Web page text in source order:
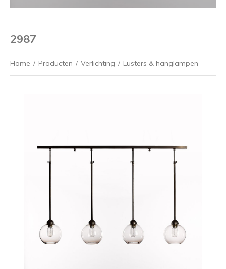
2987
Home / Producten / Verlichting / Lusters & hanglampen